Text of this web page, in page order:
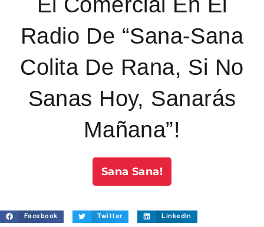
Radio De “Sana-Sana
Colita De Rana, Si No
Sanas Hoy, Sanarás
Mañana”!
Sana Sana!
Facebook Twitter LinkedIn